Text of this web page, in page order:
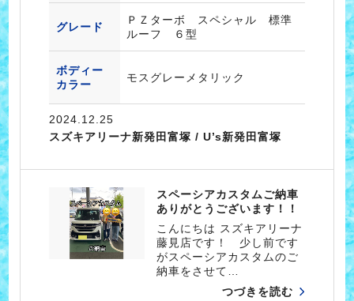
グレード
ＰＺターボ スペシャル 標準
ルーフ ６型
ボディー
カラー
モスグレーメタリック
2024.12.25
スズキアリーナ新発田富塚 / U’s新発田富塚
スペーシアカスタムご納車
ありがとうございます！！
こんにちは スズキアリーナ
藤見店です！ 少し前です
がスペーシアカスタムのご
納車をさせて…
つづきを読む